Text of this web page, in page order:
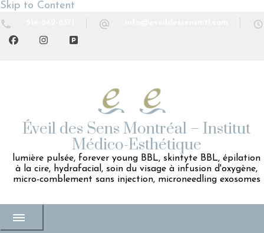
Skip to Content
Éveil des Sens Montréal – Institut
Médico-Esthétique
lumière pulsée, forever young BBL, skintyte BBL, épilation
à la cire, hydrafacial, soin du visage à infusion d'oxygène,
micro-comblement sans injection, microneedling exosomes